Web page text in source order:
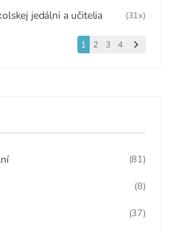
jedálni a učitelia (31x)
1 2 3 4
(81)
(8)
(37)